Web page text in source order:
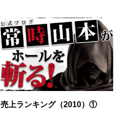
売上ランキング（2010）①